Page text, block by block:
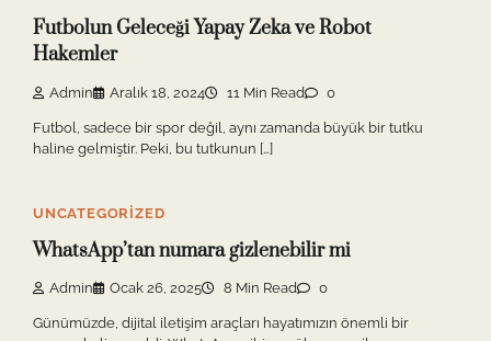
Futbolun Geleceği Yapay Zeka ve Robot
Hakemler
Admin Aralık 18, 2024 11 Min Read 0
Futbol, sadece bir spor değil, aynı zamanda büyük bir tutku
haline gelmiştir. Peki, bu tutkunun […]
UNCATEGORIZED
WhatsApp’tan numara gizlenebilir mi
Admin Ocak 26, 2025 8 Min Read 0
Günümüzde, dijital iletişim araçları hayatımızın önemli bir